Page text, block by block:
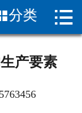
 首页
分类 
产要素